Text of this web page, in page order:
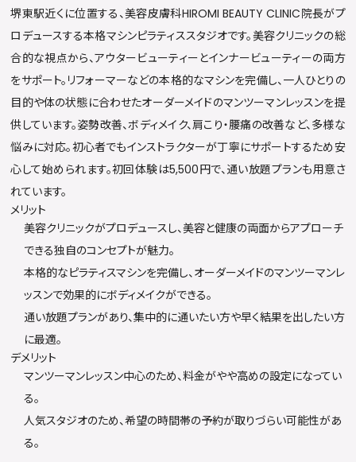
堺東駅近くに位置する、美容皮膚科HIROMI BEAUTY CLINIC院長がプ
ロデュースする本格マシンピラティススタジオです。美容クリニックの総
合的な視点から、アウタービューティーとインナービューティーの両方
をサポート。リフォーマーなどの本格的なマシンを完備し、一人ひとりの
目的や体の状態に合わせたオーダーメイドのマンツーマンレッスンを提
供しています。姿勢改善、ボディメイク、肩こり・腰痛の改善など、多様な
悩みに対応。初心者でもインストラクターが丁寧にサポートするため安
心して始められます。初回体験は5,500円で、通い放題プランも用意さ
れています。
メリット
美容クリニックがプロデュースし、美容と健康の両面からアプローチ
できる独自のコンセプトが魅力。
本格的なピラティスマシンを完備し、オーダーメイドのマンツーマンレ
ッスンで効果的にボディメイクができる。
通い放題プランがあり、集中的に通いたい方や早く結果を出したい方
に最適。
デメリット
マンツーマンレッスン中心のため、料金がやや高めの設定になってい
る。
人気スタジオのため、希望の時間帯の予約が取りづらい可能性があ
る。